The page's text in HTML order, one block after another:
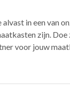
in een van
zijn.
voor jouw